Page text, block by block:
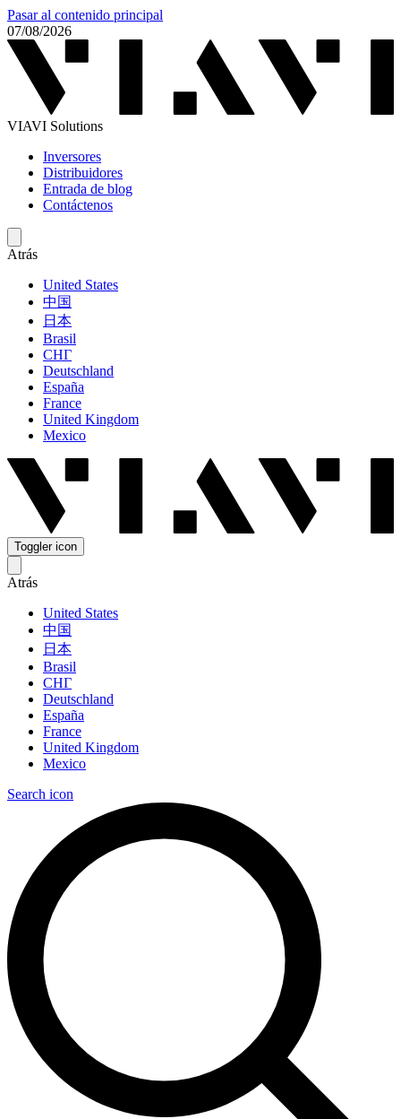
Pasar al contenido principal
07/08/2026
VIAVI Solutions
Inversores
Distribuidores
Entrada de blog
Contáctenos
Atrás
United States
中国
日本
Brasil
СНГ
Deutschland
España
France
United Kingdom
Mexico
Toggler icon
Atrás
United States
中国
日本
Brasil
СНГ
Deutschland
España
France
United Kingdom
Mexico
Search icon